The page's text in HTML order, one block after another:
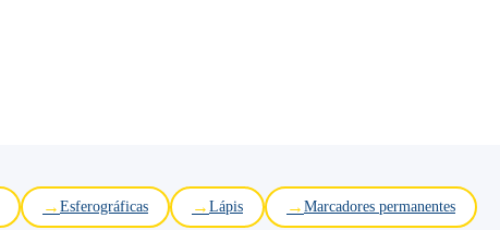
Esferográficas Lápis Marcadores permanentes